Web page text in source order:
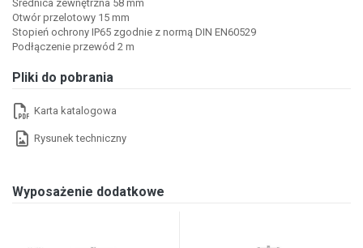
Średnica zewnętrzna 58 mm
Otwór przelotowy 15 mm
Stopień ochrony IP65 zgodnie z normą DIN EN60529
Podłączenie przewód 2 m
Pliki do pobrania
Karta katalogowa
Rysunek techniczny
Wyposażenie dodatkowe